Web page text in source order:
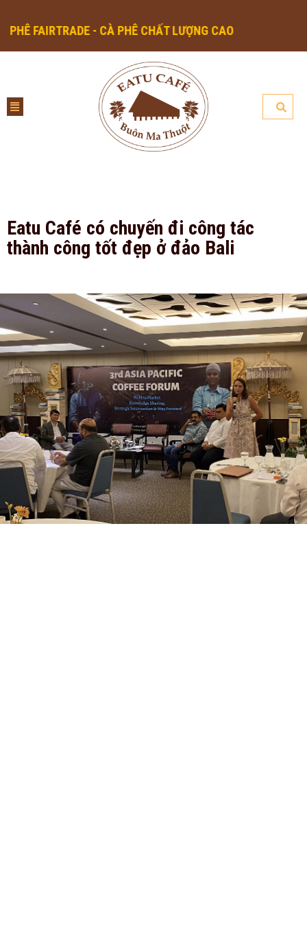
- CÀ PHÊ CHẤT LƯỢNG CAO
Eatu Café có chuyến đi công tác
thành công tốt đẹp ở đảo Bali